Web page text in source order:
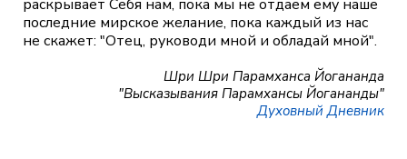
раскрывает Себя нам, пока мы не отдаем ему наше
последние мирское желание, пока каждый из нас
не скажет: "Отец, руководи мной и обладай мной".
Шри Шри Парамханса Йогананда
"Высказывания Парамхансы Йогананды"
Духовный Дневник